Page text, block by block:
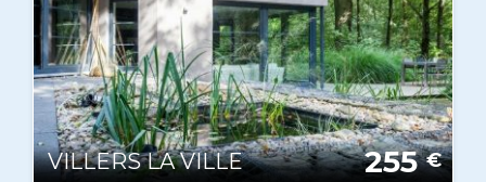
VILLERS LA VILLE 255 €